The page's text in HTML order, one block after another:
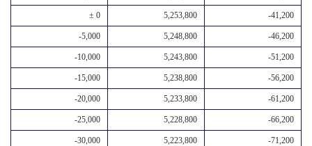
± 0 5,253,800 -41,200
-5,000 5,248,800 -46,200
-10,000 5,243,800 -51,200
-15,000 5,238,800 -56,200
-20,000 5,233,800 -61,200
-25,000 5,228,800 -66,200
-30,000 5,223,800 -71,200